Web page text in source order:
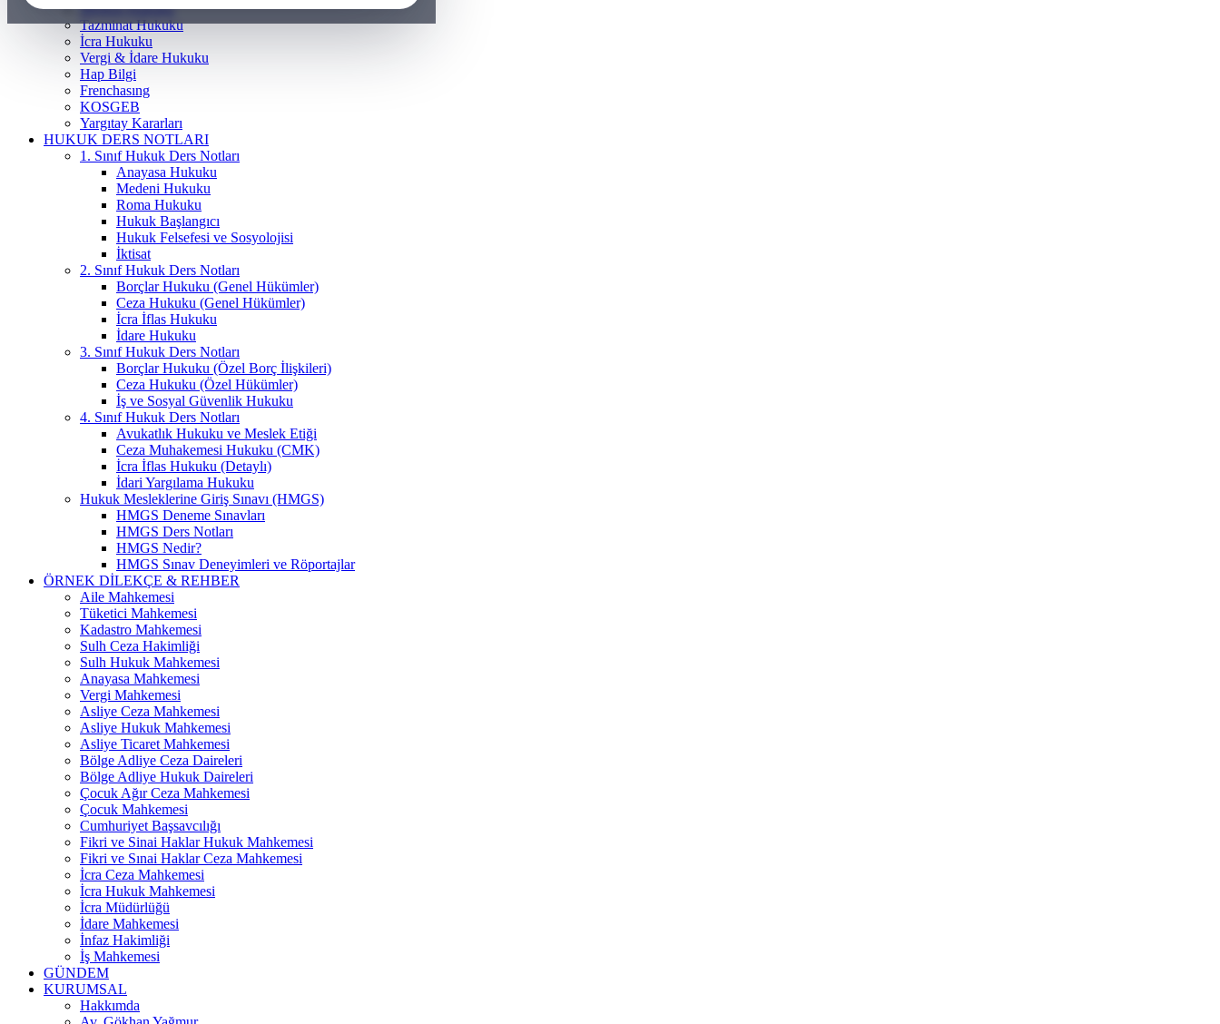
Medeni Hukuku
Tazminat Hukuku
İcra Hukuku
Vergi & İdare Hukuku
Hap Bilgi
Frenchasıng
KOSGEB
Yargıtay Kararları
HUKUK DERS NOTLARI
1. Sınıf Hukuk Ders Notları
Anayasa Hukuku
Medeni Hukuku
Roma Hukuku
Hukuk Başlangıcı
Hukuk Felsefesi ve Sosyolojisi
İktisat
2. Sınıf Hukuk Ders Notları
Borçlar Hukuku (Genel Hükümler)
Ceza Hukuku (Genel Hükümler)
İcra İflas Hukuku
İdare Hukuku
3. Sınıf Hukuk Ders Notları
Borçlar Hukuku (Özel Borç İlişkileri)
Ceza Hukuku (Özel Hükümler)
İş ve Sosyal Güvenlik Hukuku
4. Sınıf Hukuk Ders Notları
Avukatlık Hukuku ve Meslek Etiği
Ceza Muhakemesi Hukuku (CMK)
İcra İflas Hukuku (Detaylı)
İdari Yargılama Hukuku
Hukuk Mesleklerine Giriş Sınavı (HMGS)
HMGS Deneme Sınavları
HMGS Ders Notları
HMGS Nedir?
HMGS Sınav Deneyimleri ve Röportajlar
ÖRNEK DILEKÇE & REHBER
Aile Mahkemesi
Tüketici Mahkemesi
Kadastro Mahkemesi
Sulh Ceza Hakimliği
Sulh Hukuk Mahkemesi
Anayasa Mahkemesi
Vergi Mahkemesi
Asliye Ceza Mahkemesi
Asliye Hukuk Mahkemesi
Asliye Ticaret Mahkemesi
Bölge Adliye Ceza Daireleri
Bölge Adliye Hukuk Daireleri
Çocuk Ağır Ceza Mahkemesi
Çocuk Mahkemesi
Cumhuriyet Başsavcılığı
Fikri ve Sinai Haklar Hukuk Mahkemesi
Fikri ve Sınai Haklar Ceza Mahkemesi
İcra Ceza Mahkemesi
İcra Hukuk Mahkemesi
İcra Müdürlüğü
İdare Mahkemesi
İnfaz Hakimliği
İş Mahkemesi
GÜNDEM
KURUMSAL
Hakkımda